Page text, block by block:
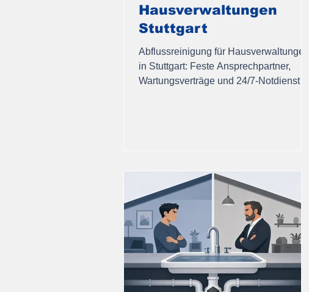
Hausverwaltungen
Stuttgart
Abflussreinigung für Hausverwaltungen
in Stuttgart: Feste Ansprechpartner,
Wartungsverträge und 24/7-Notdienst für